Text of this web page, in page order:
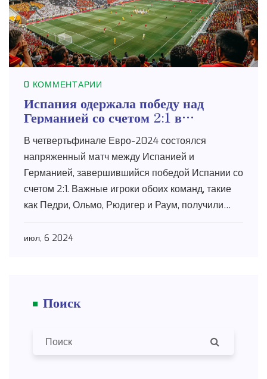
0 КОММЕНТАРИИ
Испания одержала победу над
Германией со счетом 2:1 в
В четвертьфинале Евро-2024 состоялся
напряженный матч между Испанией и
Германией, завершившийся победой Испании со
счетом 2:1. Важные игроки обоих команд, такие
как Педри, Ольмо, Рюдигер и Раум, получили
были такие звезды, как Симон, Карвахаль,
июл, 6 2024
Поиск